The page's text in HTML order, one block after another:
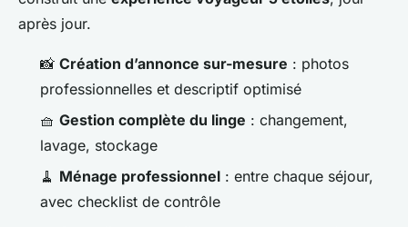
après jour.
📸 Création d’annonce sur-mesure : photos
professionnelles et descriptif optimisé
🧺 Gestion complète du linge : changement,
lavage, stockage
🧹 Ménage professionnel : entre chaque séjour,
avec checklist de contrôle